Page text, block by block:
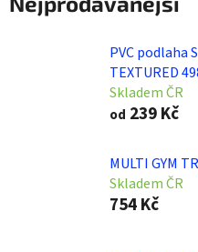
PVC podlaha
TEXTURED
Skladem ČR
od 239 Kč
MULTI GYM
Skladem ČR
754 Kč